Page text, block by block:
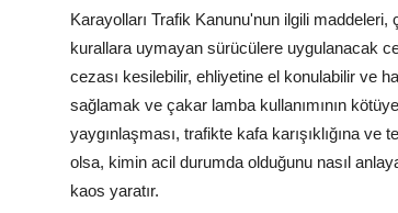
Karayolları Trafik Kanunu'nun ilgili maddeleri,
kurallara uymayan sürücülere uygulanacak
cezası kesilebilir, ehliyetine el konulabilir ve
sağlamak ve çakar lamba kullanımının
yaygınlaşması, trafikte kafa karışıklığına
olsa, kimin acil durumda olduğunu nasıl
kaos yaratır.